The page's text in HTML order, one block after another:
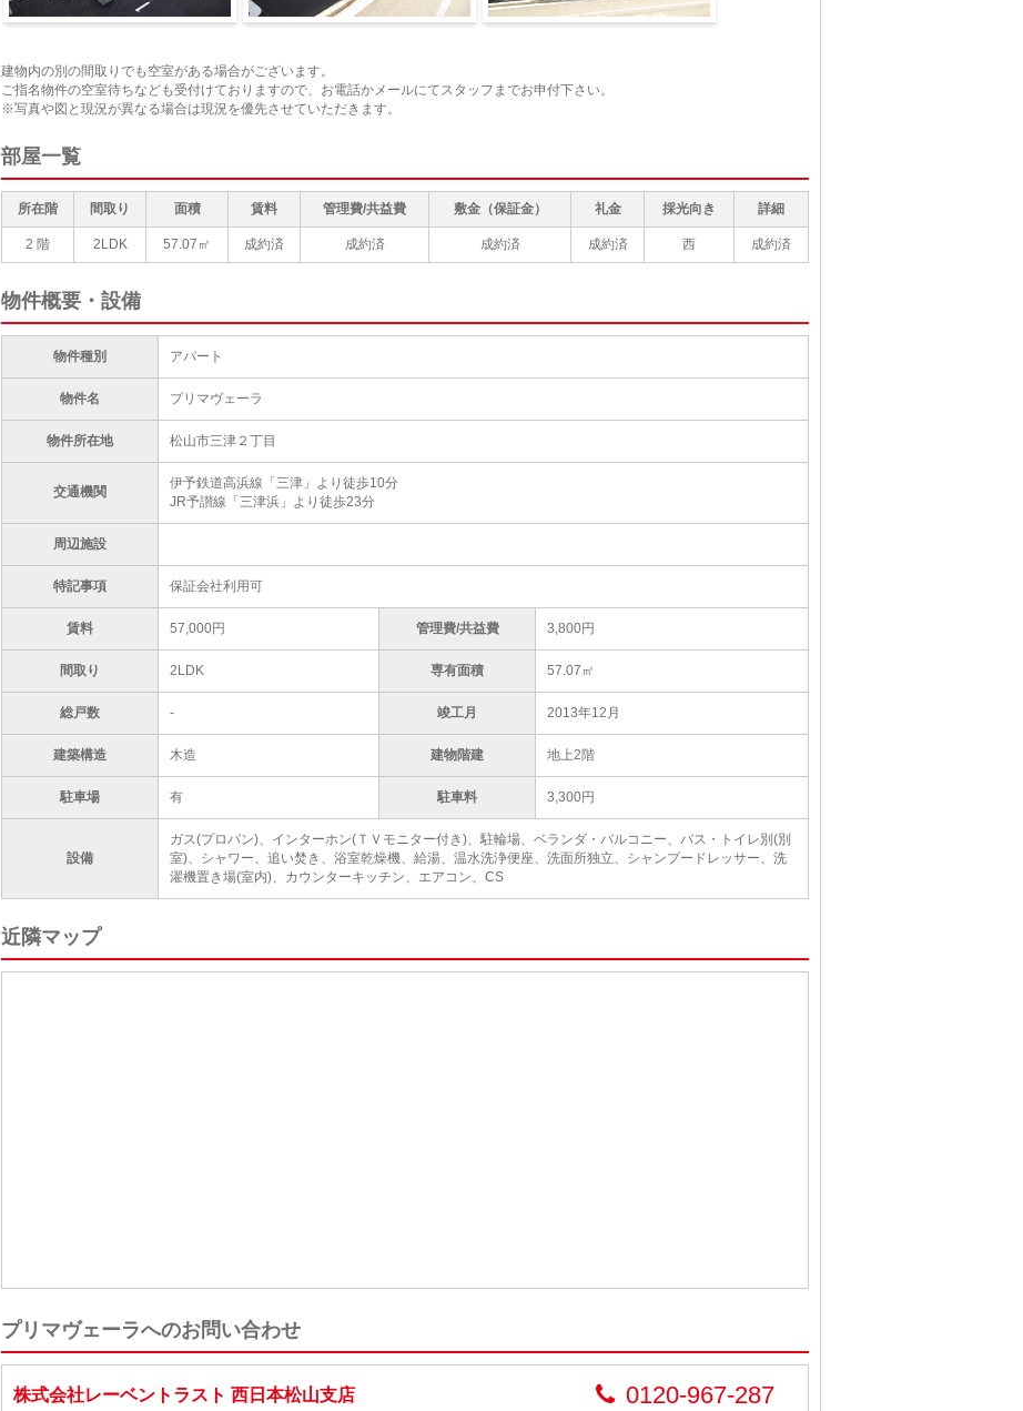
建物内の別の間取りでも空室がある場合がございます。
ご指名物件の空室待ちなども受付けておりますので、お電話かメールにてスタッフまでお申付下さい。
※写真や図と現況が異なる場合は現況を優先させていただきます。
部屋一覧
所在階 間取り 面積 賃料 管理費/共益費 敷金（保証金） 礼金 採光向き 詳細
2 階 2LDK 57.07㎡ 成約済 成約済 成約済 成約済 西 成約済
物件概要・設備
物件種別 アパート
物件名 プリマヴェーラ
物件所在地 松山市三津２丁目
交通機関
伊予鉄道高浜線「三津」より徒歩10分
JR予讃線「三津浜」より徒歩23分
周辺施設
特記事項 保証会社利用可
賃料 57,000円 管理費/共益費 3,800円
間取り 2LDK 専有面積 57.07㎡
総戸数 - 竣工月 2013年12月
建築構造 木造 建物階建 地上2階
駐車場 有 駐車料 3,300円
設備
ガス(プロパン)、インターホン(ＴＶモニター付き)、駐輪場、ベランダ・バルコニー、バス・トイレ別(別
室)、シャワー、追い焚き、浴室乾燥機、給湯、温水洗浄便座、洗面所独立、シャンプードレッサー、洗
濯機置き場(室内)、カウンターキッチン、エアコン、CS
近隣マップ
プリマヴェーラへのお問い合わせ
株式会社レーベントラスト 西日本松山支店 0120-967-287